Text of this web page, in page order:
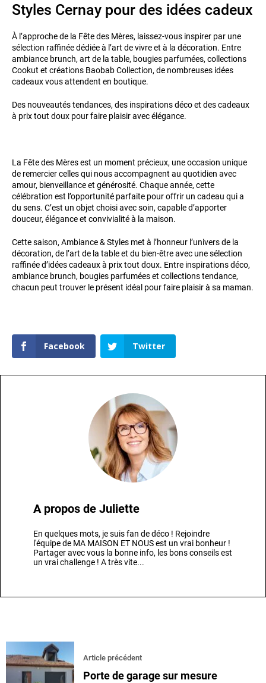
Styles Cernay pour des idées cadeux
À l’approche de la Fête des Mères, laissez-vous inspirer par une
sélection raffinée dédiée à l’art de vivre et à la décoration. Entre
ambiance brunch, art de la table, bougies parfumées, collections
Cookut et créations Baobab Collection, de nombreuses idées
cadeaux vous attendent en boutique.
Des nouveautés tendances, des inspirations déco et des cadeaux
à prix tout doux pour faire plaisir avec élégance.
La Fête des Mères est un moment précieux, une occasion unique
de remercier celles qui nous accompagnent au quotidien avec
amour, bienveillance et générosité. Chaque année, cette
célébration est l’opportunité parfaite pour offrir un cadeau qui a
du sens. C’est un objet choisi avec soin, capable d’apporter
douceur, élégance et convivialité à la maison.
Cette saison, Ambiance & Styles met à l’honneur l’univers de la
décoration, de l’art de la table et du bien-être avec une sélection
raffinée d’idées cadeaux à prix tout doux. Entre inspirations déco,
ambiance brunch, bougies parfumées et collections tendance,
chacun peut trouver le présent idéal pour faire plaisir à sa maman.
Facebook Twitter
A propos de Juliette
En quelques mots, je suis fan de déco ! Rejoindre
l'équipe de MA MAISON ET NOUS est un vrai bonheur !
Partager avec vous la bonne info, les bons conseils est
un vrai challenge ! A très vite...
Article précédent
Porte de garage sur mesure